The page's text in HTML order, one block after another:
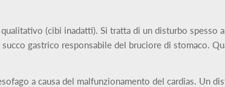
(cibi inadatti). Si tratta di un disturbo spesso
gastrico responsabile del bruciore di stomaco.
a causa del malfunzionamento del cardias. Un